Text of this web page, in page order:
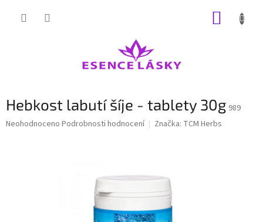
Hebkost labutí šíje - tablety 30g 989
Průměrné
Neohodnoceno Podrobnosti hodnocení Značka: TCM Herbs